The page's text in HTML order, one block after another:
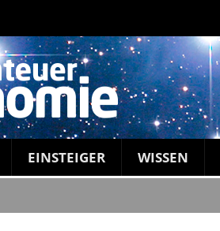
EINSTEIGER WISSEN